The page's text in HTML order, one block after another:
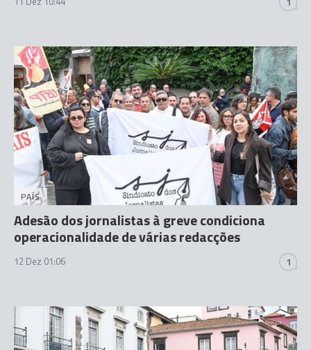
PAÍS
Adesão dos jornalistas à greve condiciona
operacionalidade de várias redacções
12 Dez 01:06 1